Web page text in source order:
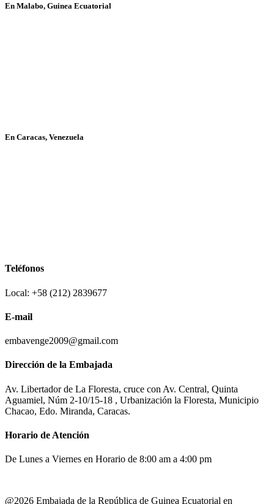
En Malabo, Guinea Ecuatorial
En Caracas, Venezuela
Teléfonos
Local: +58 (212) 2839677
E-mail
embavenge2009@gmail.com
Dirección de la Embajada
Av. Libertador de La Floresta, cruce con Av. Central, Quinta
Aguamiel, Núm 2-10/15-18 , Urbanización la Floresta, Municipio
Chacao, Edo. Miranda, Caracas.
Horario de Atención
De Lunes a Viernes en Horario de 8:00 am a 4:00 pm
@2026 Embajada de la República de Guinea Ecuatorial en